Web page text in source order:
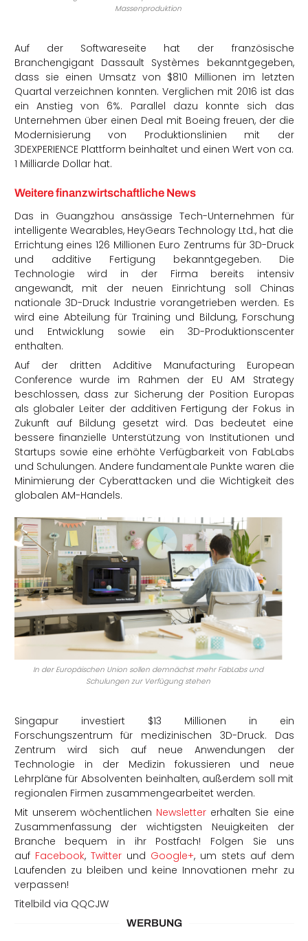
Massenproduktion
Auf der Softwareseite hat der französische
Branchengigant Dassault Systèmes bekanntgegeben,
dass sie einen Umsatz von $810 Millionen im letzten
Quartal verzeichnen konnten. Verglichen mit 2016 ist das
ein Anstieg von 6%. Parallel dazu konnte sich das
Unternehmen über einen Deal mit Boeing freuen, der die
Modernisierung von Produktionslinien mit der
3DEXPERIENCE Plattform beinhaltet und einen Wert von ca.
1 Milliarde Dollar hat.
Weitere finanzwirtschaftliche News
Das in Guangzhou ansässige Tech-Unternehmen für
intelligente Wearables, HeyGears Technology Ltd., hat die
Errichtung eines 126 Millionen Euro Zentrums für 3D-Druck
und additive Fertigung bekanntgegeben. Die
Technologie wird in der Firma bereits intensiv
angewandt, mit der neuen Einrichtung soll Chinas
nationale 3D-Druck Industrie vorangetrieben werden. Es
wird eine Abteilung für Training und Bildung, Forschung
und Entwicklung sowie ein 3D-Produktionscenter
enthalten.
Auf der dritten Additive Manufacturing European
Conference wurde im Rahmen der EU AM Strategy
beschlossen, dass zur Sicherung der Position Europas
als globaler Leiter der additiven Fertigung der Fokus in
Zukunft auf Bildung gesetzt wird. Das bedeutet eine
bessere finanzielle Unterstützung von Institutionen und
Startups sowie eine erhöhte Verfügbarkeit von FabLabs
und Schulungen. Andere fundamentale Punkte waren die
Minimierung der Cyberattacken und die Wichtigkeit des
globalen AM-Handels.
In der Europäischen Union sollen demnächst mehr FabLabs und
Schulungen zur Verfügung stehen
Singapur investiert $13 Millionen in ein
Forschungszentrum für medizinischen 3D-Druck. Das
Zentrum wird sich auf neue Anwendungen der
Technologie in der Medizin fokussieren und neue
Lehrpläne für Absolventen beinhalten, außerdem soll mit
regionalen Firmen zusammengearbeitet werden.
Mit unserem wöchentlichen Newsletter erhalten Sie eine
Zusammenfassung der wichtigsten Neuigkeiten der
Branche bequem in ihr Postfach! Folgen Sie uns
auf Facebook, Twitterund Google+,um stets auf dem
Laufenden zu bleiben und keine Innovationen mehr zu
verpassen!
Titelbild via QQCJW
WERBUNG